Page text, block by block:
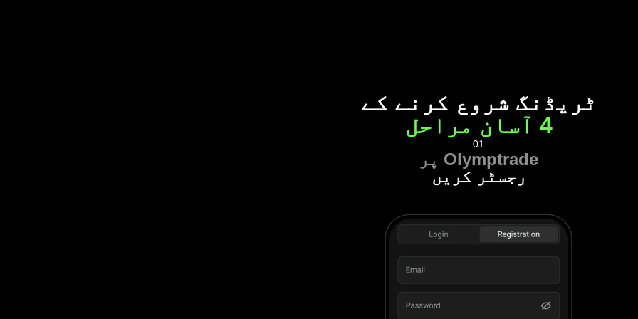
ٹریڈنگ شروع کرنے کے
4 آسان مراحل
01
Olymptrade پر
رجسٹر کریں